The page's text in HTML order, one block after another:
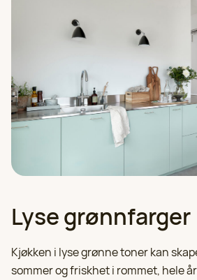
Lyse grønnfarger
Kjøkken i lyse grønne toner kan
sommer og friskhet i rommet, hele